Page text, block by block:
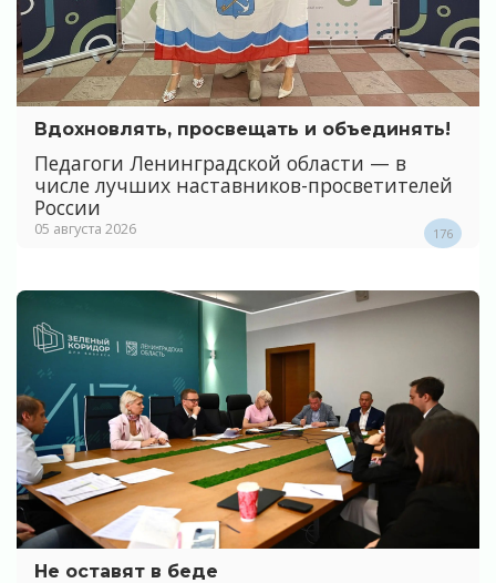
Вдохновлять, просвещать и объединять!
Педагоги Ленинградской области — в
числе лучших наставников-просветителей
России
05 августа 2026 176
Не оставят в беде